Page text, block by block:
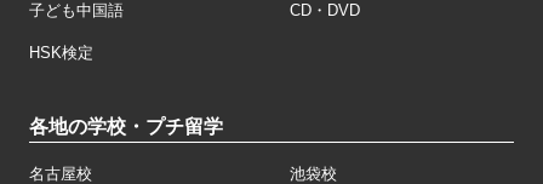
子ども中国語 CD・DVD
HSK検定
各地の学校・プチ留学
名古屋校 池袋校